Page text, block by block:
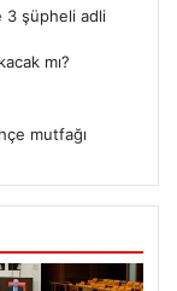
3 şüpheli adli
mı?
mutfağı